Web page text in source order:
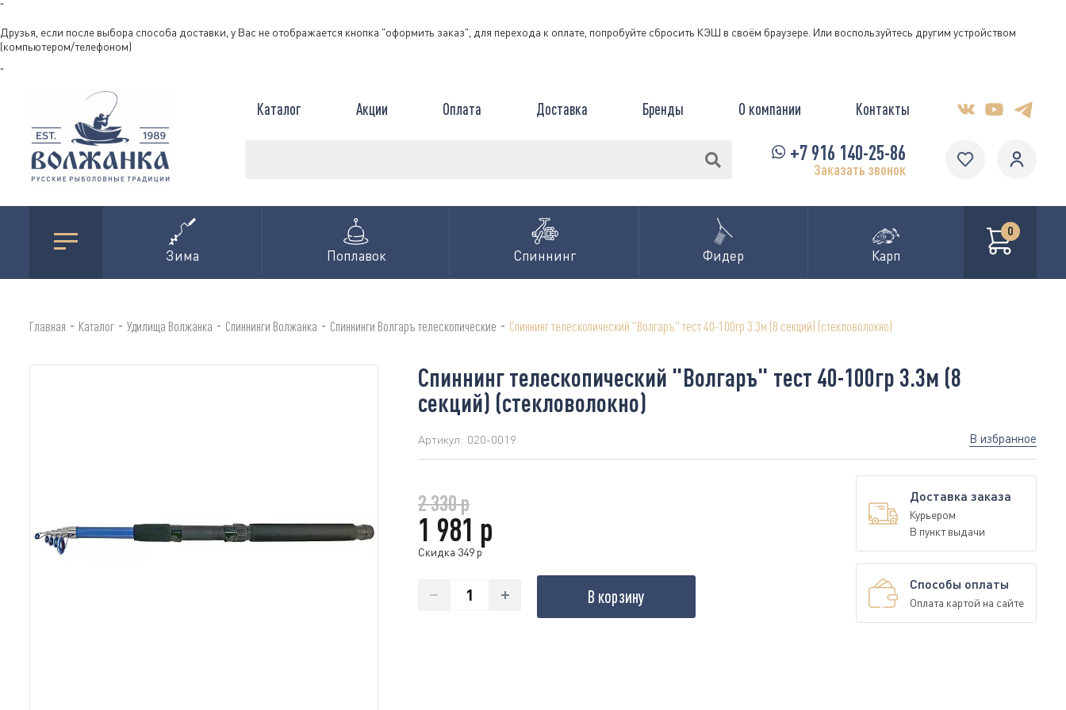
"
Друзья, если после выбора способа доставки, у Вас не отображается кнопка "оформить заказ", для перехода к оплате, попробуйте сбросить КЭШ в своём браузере. Или воспользуйтесь другим устройством
(компьютером/телефоном)
"
Каталог Акции Оплата Доставка Бренды О компании Контакты
+7 916 140-25-86
Заказать звонок
Зима Поплавок Спиннинг Фидер Карп
0
Главная - Каталог - Удилища Волжанка - Спиннинги Волжанка - Спиннинги Волгаръ телескопические - Спиннинг телескопический "Волгаръ" тест 40-100гр 3.3м (8 секций) (стекловолокно)
Спиннинг телескопический "Волгаръ" тест 40-100гр 3.3м (8
секций) (стекловолокно)
Артикул: 020-0019 В избранное
2 330 р
1 981 р
Скидка 349 р
В корзину
Доставка заказа
Курьером
В пункт выдачи
Способы оплаты
Оплата картой на сайте